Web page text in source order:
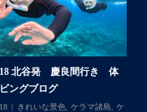
頂いております
めていたご予約でし
まれて、皆さん大満
よかったです
（火） 北谷発 ケラマ諸
ダイビング&...
アイランドメッセージの出来